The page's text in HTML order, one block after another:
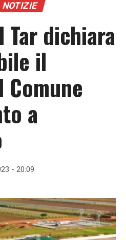
NOTIZIE
dichiara
il
a
- 20:09